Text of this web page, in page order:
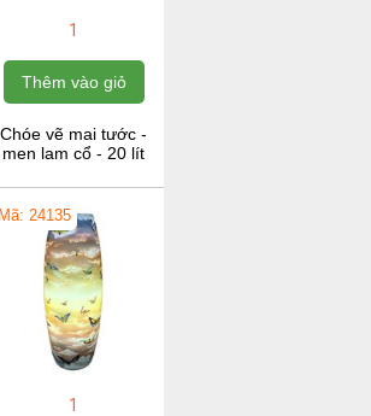
1
Thêm vào giỏ
Chóe vẽ mai tước -
men lam cổ - 20 lít
Mã: 24135
1